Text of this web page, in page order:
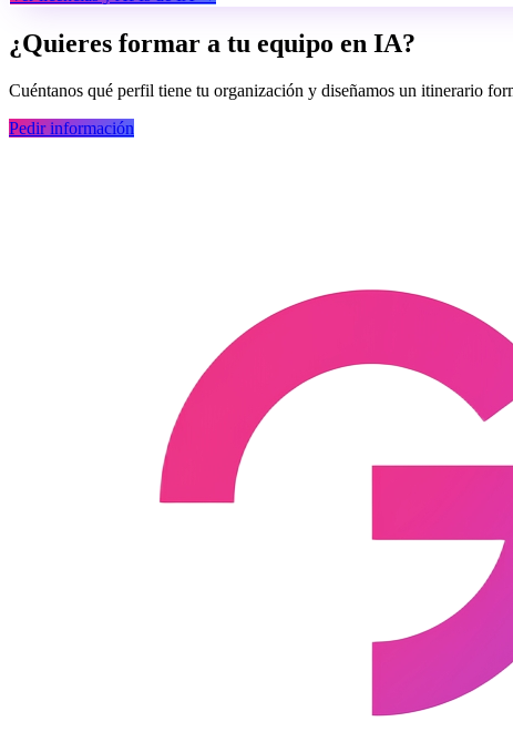
¿Quieres formar a tu equipo en IA?
Cuéntanos qué perfil tiene tu organización y diseñamos un itinerario
Pedir información